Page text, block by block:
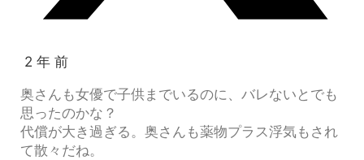
2 年 前
奥さんも女優で子供までいるのに、バレないとでも
思ったのかな？
代償が大き過ぎる。奥さんも薬物プラス浮気もされ
て散々だね。